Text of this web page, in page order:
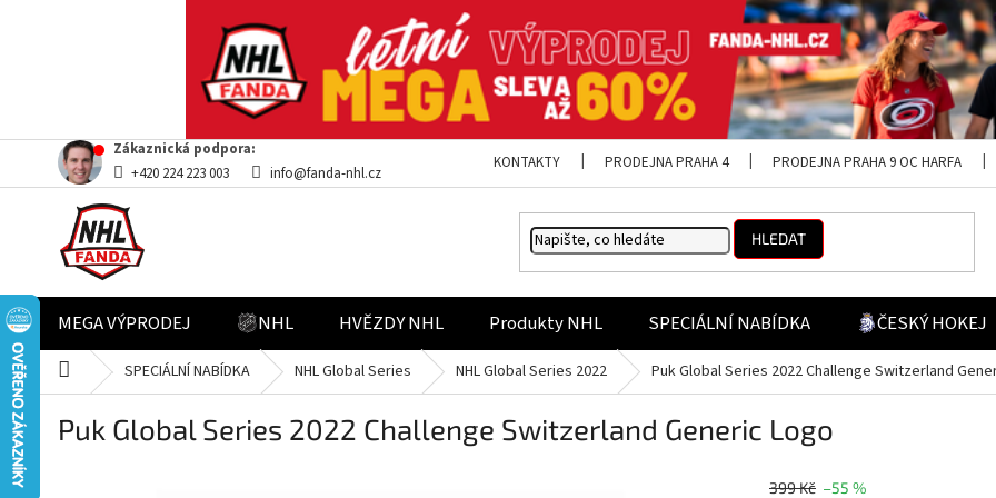
Přejít
obsah
Zákaznická podpora:
+420 224 223 003
info@fanda-nhl.cz
KONTAKTY PRODEJNA PRAHA 4 PRODEJNA PRAHA 9 OC HARFA
HLEDAT
MEGA VÝPRODEJ NHL HVĚZDY NHL Produkty NHL SPECIÁLNÍ NABÍDKA ČESKÝ HOKEJ
Domů SPECIÁLNÍ NABÍDKA NHL Global Series NHL Global Series 2022 Puk Global Series 2022 Challenge Switzerland
Puk Global Series 2022 Challenge Switzerland Generic Logo
399 Kč –55 %